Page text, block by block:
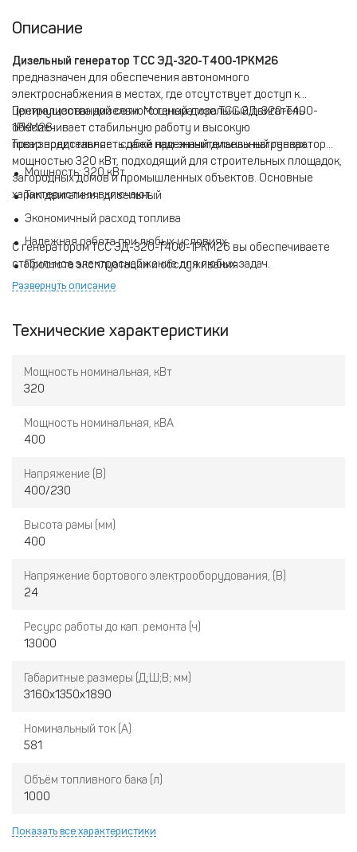
Описание
Дизельный генератор ТСС ЭД-320-Т400-1РКМ26
предназначен для обеспечения автономного
электроснабжения в местах, где отсутствует доступ к
централизованной сети. Мощный дизельный двигатель
обеспечивает стабильную работу и высокую
производительность даже при значительных нагрузках.
Преимущества дизельного генератора TСС ЭД-320-Т400-
1РКМ26:
Товар представляет собой надежный дизельный генератор
мощностью 320 кВт, подходящий для строительных площадок,
загородных домов и промышленных объектов. Основные
характеристики включают:
Мощность: 320 кВт
Тип двигателя: дизельный
Экономичный расход топлива
Надежная работа при любых условиях
Простота эксплуатации и обслуживания
С генератором TСС ЭД-320-Т400-1РКМ26 вы обеспечиваете
стабильное электроснабжение для любых задач.
Развернуть описание
Технические характеристики
Мощность номинальная, кВт
320
Мощность номинальная, кВА
400
Напряжение (В)
400/230
Высота рамы (мм)
400
Напряжение бортового электрооборудования, (В)
24
Ресурс работы до кап. ремонта (ч)
13000
Габаритные размеры (Д;Ш;В; мм)
3160x1350x1890
Номинальный ток (А)
581
Объём топливного бака (л)
1000
Показать все характеристики